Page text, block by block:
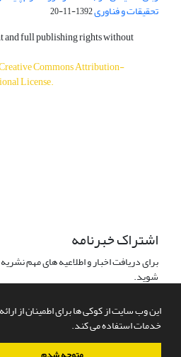
این وب سایت از کوکی ها برای اطمینان از
خدمات استفاده می کند.
تحقیقات و فناوری1392-11-20
and full publishing rights without
Commons Attribution-
License.
اشتراک خبرنامه
برای دریافت اخبار و اطلاعیه های مهم
شوید.